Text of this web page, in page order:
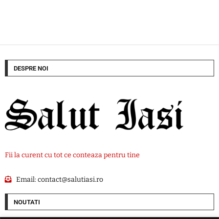
DESPRE NOI
Fii la curent cu tot ce conteaza pentru tine
Email:contact@salutiasi.ro
NOUTATI